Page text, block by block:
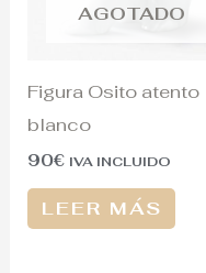
AGOTADO
Figura Osito atento
blanco
90€ IVA INCLUIDO
LEER MÁS